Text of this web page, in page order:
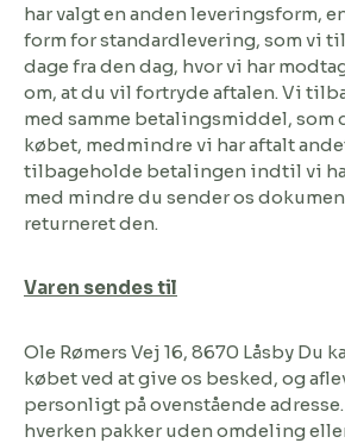
har valgt en anden leveringsform,
form for standardlevering, som vi
dage fra den dag, hvor vi har
om, at du vil fortryde aftalen. Vi
med samme betalingsmiddel, som
købet, medmindre vi har aftalt
tilbageholde betalingen indtil vi
med mindre du sender os
returneret den.
Varen sendes til
Ole Rømers Vej 16, 8670 Låsby Du
købet ved at give os besked, og
personligt på ovenstående
hverken pakker uden omdeling